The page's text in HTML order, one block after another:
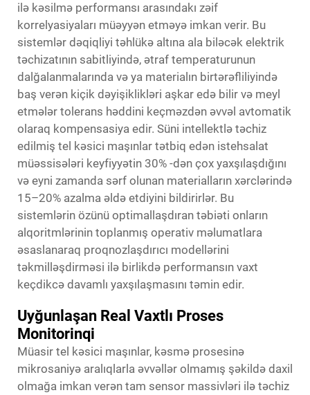
ilə kəsilmə performansı arasındakı zəif
korrelyasiyaları müəyyən etməyə imkan verir. Bu
sistemlər dəqiqliyi təhlükə altına ala biləcək elektrik
təchizatının sabitliyində, ətraf temperaturunun
dalğalanmalarında və ya materialın birtərəfliliyində
baş verən kiçik dəyişiklikləri aşkar edə bilir və meyl
etmələr tolerans həddini keçməzdən əvvəl avtomatik
olaraq kompensasiya edir. Süni intellektlə təchiz
edilmiş tel kəsici maşınlar tətbiq edən istehsalat
müəssisələri keyfiyyətin 30% -dən çox yaxşılaşdığını
və eyni zamanda sərf olunan materialların xərclərində
15–20% azalma əldə etdiyini bildirirlər. Bu
sistemlərin özünü optimallaşdıran təbiəti onların
alqoritmlərinin toplanmış operativ məlumatlara
əsaslanaraq proqnozlaşdırıcı modellərini
təkmilləşdirməsi ilə birlikdə performansın vaxt
keçdikcə davamlı yaxşılaşmasını təmin edir.
Uyğunlaşan Real Vaxtlı Proses
Monitorinqi
Müasir tel kəsici maşınlar, kəsmə prosesinə
mikrosaniyə aralıqlarla əvvəllər olmamış şəkildə daxil
olmağa imkan verən tam sensor massivləri ilə təchiz